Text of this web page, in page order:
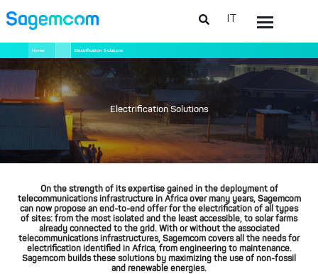
al
contenuto
principale
IT
Briciole
di
pane
Home Electrification Solutions
Electrification Solutions
On the strength of its expertise gained in the deployment of
telecommunications infrastructure in Africa over many years, Sagemcom
can now propose an end-to-end offer for the electrification of all types
of sites: from the most isolated and the least accessible, to solar farms
already connected to the grid. With or without the associated
telecommunications infrastructures, Sagemcom covers all the needs for
electrification identified in Africa, from engineering to maintenance.
Sagemcom builds these solutions by maximizing the use of non-fossil
and renewable energies.